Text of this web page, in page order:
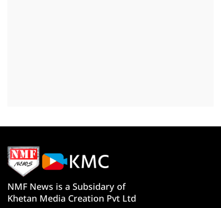
NMF News is a Subsidary of
Khetan Media Creation Pvt Ltd